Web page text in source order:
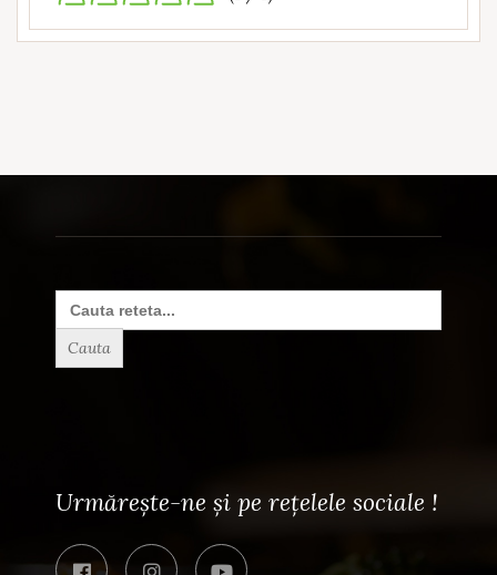
Search
for:
Urmărește-ne și pe rețelele sociale !